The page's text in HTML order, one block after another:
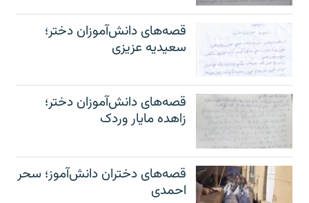
قصه‌های دانش‌آموزان دختر؛
سعیدیه عزیزی
قصه‌های دانش‌آموزان دختر؛
زاهده مایار وردک
قصه‌های دختران دانش‌آموز؛ سحر
احمدی